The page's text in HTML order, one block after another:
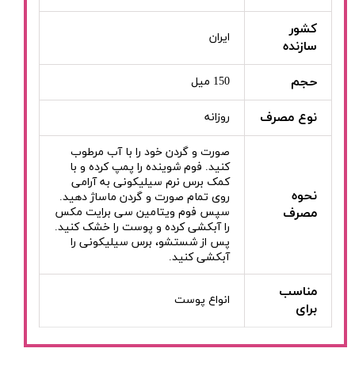
کشور
سازنده
ایران
حجم 150 میل
نوع مصرف روزانه
نحوه
مصرف
صورت و گردن خود را با آب مرطوب
کنید. فوم شوینده را پمپ کرده و با
کمک برس نرم سیلیکونى به آرامى
روى تمام صورت و گردن ماساژ دهید.
سپس فوم ویتامین سی برایت مکس
را آبکشى کرده و پوست را خشک کنید.
پس از شستشو، برس سیلیکونى را
آبکشى کنید.
مناسب
برای
انواع پوست